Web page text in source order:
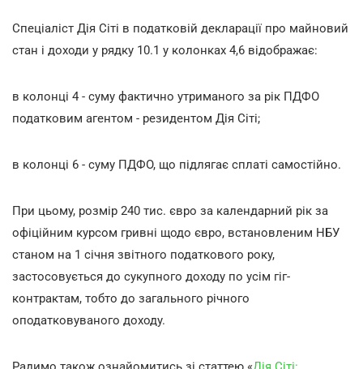
Спеціаліст Дія Сіті в податковій декларації про майновий
стан і доходи у рядку 10.1 у колонках 4,6 відображає:
в колонці 4 - суму фактично утриманого за рік ПДФО
податковим агентом - резидентом Дія Сіті;
в колонці 6 - суму ПДФО, що підлягає сплаті самостійно.
При цьому, розмір 240 тис. євро за календарний рік за
офіційним курсом гривні щодо євро, встановленим НБУ
станом на 1 січня звітного податкового року,
застосовується до сукупного доходу по усім гіг-
контрактам, тобто до загального річного
оподатковуваного доходу.